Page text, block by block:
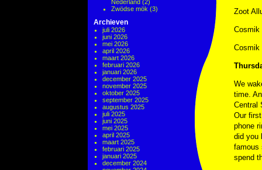
Nederland (2)
Zwödse mök (3)
Archieven
juli 2026
juni 2026
mei 2026
april 2026
maart 2026
februari 2026
januari 2026
december 2025
november 2025
oktober 2025
september 2025
augustus 2025
juli 2025
juni 2025
mei 2025
april 2025
maart 2025
februari 2025
januari 2025
december 2024
Zoot
We
time.
Central
Our
phone
did you
famous
spend